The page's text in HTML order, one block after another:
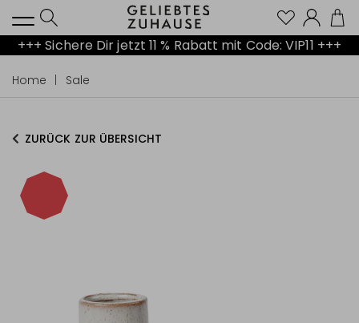
+++ Sichere Dir jetzt 11 % Rabatt mit Code: VIP11 +++
Home Sale
ZURÜCK ZUR ÜBERSICHT